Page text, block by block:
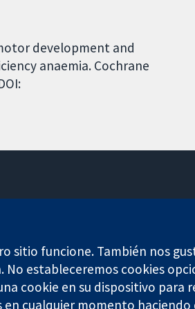
development and
anaemia. Cochrane
sitio funcione. También nos
estableceremos cookies
cookie en su dispositivo para
cualquier momento haciendo